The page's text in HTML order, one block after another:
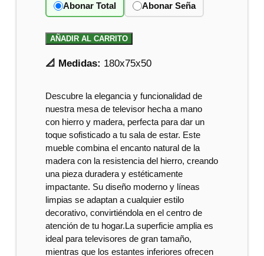
Abonar Total Abonar Seña
AÑADIR AL CARRITO
📐 Medidas: 180x75x50
Descubre la elegancia y funcionalidad de
nuestra mesa de televisor hecha a mano
con hierro y madera, perfecta para dar un
toque sofisticado a tu sala de estar. Este
mueble combina el encanto natural de la
madera con la resistencia del hierro, creando
una pieza duradera y estéticamente
impactante. Su diseño moderno y líneas
limpias se adaptan a cualquier estilo
decorativo, convirtiéndola en el centro de
atención de tu hogar.La superficie amplia es
ideal para televisores de gran tamaño,
mientras que los estantes inferiores ofrecen